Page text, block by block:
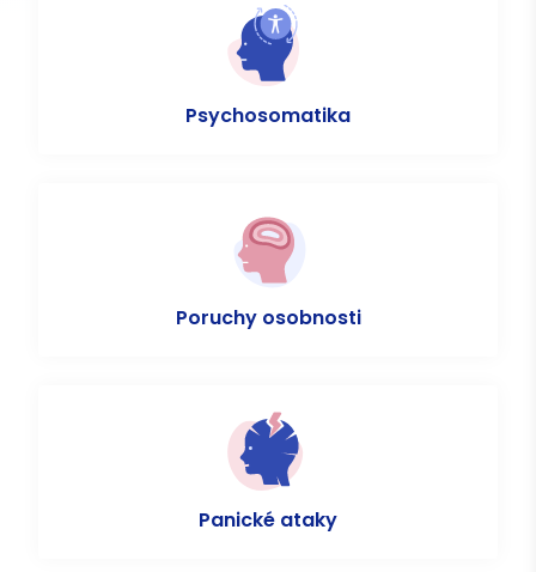
Psychosomatika
Poruchy osobnosti
Panické ataky